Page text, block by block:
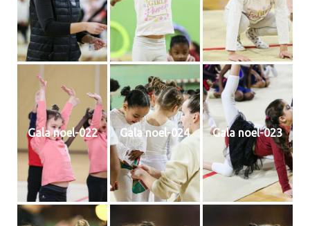
Gala noel-022 Gala noel-024 Gala noel-023